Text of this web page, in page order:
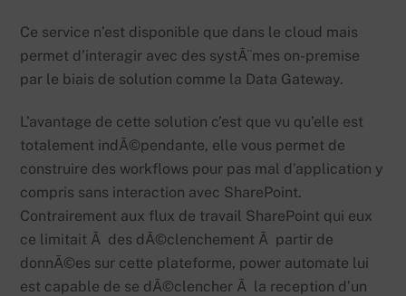
Ce service n’est disponible que dans le cloud mais
permet d’interagir avec des systÃ¨mes on-premise
par le biais de solution comme la Data Gateway.
L’avantage de cette solution c’est que vu qu’elle est
totalement indÃ©pendante, elle vous permet de
construire des workflows pour pas mal d’application y
compris sans interaction avec SharePoint.
Contrairement aux flux de travail SharePoint qui eux
ce limitait Ã des dÃ©clenchement Ã partir de
donnÃ©es sur cette plateforme, power automate lui
est capable de se dÃ©clencher Ã la reception d’un